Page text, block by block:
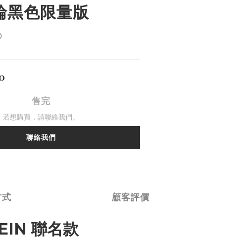
黑色限量版
售完
若想購買，請聯絡我們。
聯絡我們
顧客評價
聯名款